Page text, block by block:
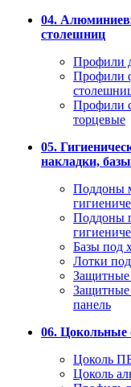
04.
столешниц
Профили
Профили
Профили
торцевые
05.
накладки,
Поддоны
Поддоны
Базы под
Лотки
Защитные
панель
06. Цокольные
Цоколь
Цоколь